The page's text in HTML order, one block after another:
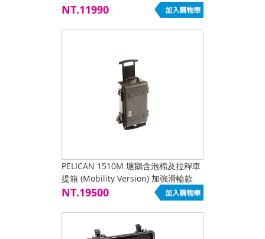
NT.11990
PELICAN 1510M 塘鵝含泡棉及拉稈車
提箱 (Mobility Version) 加強滑輪款
NT.19500